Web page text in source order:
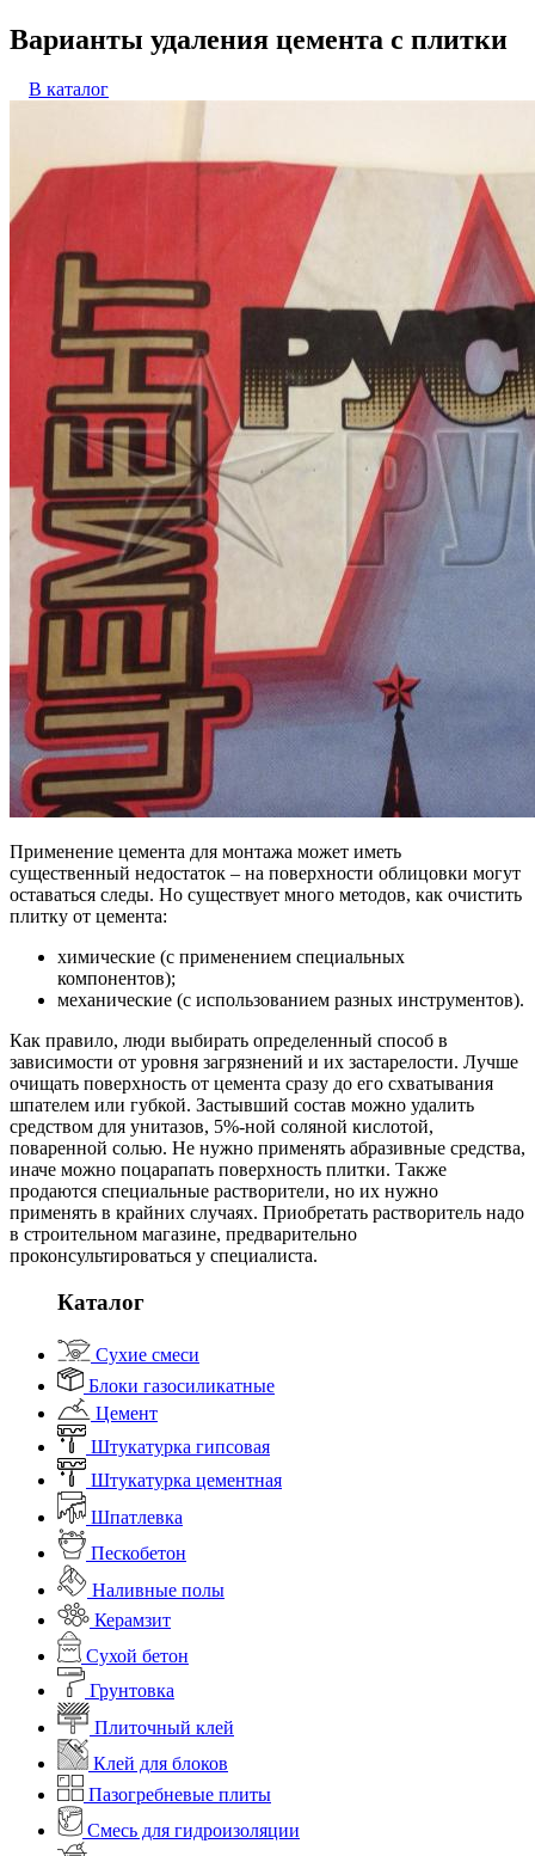
Варианты удаления цемента с плитки
В каталог
Применение цемента для монтажа может иметь
существенный недостаток – на поверхности облицовки могут
оставаться следы. Но существует много методов, как очистить
плитку от цемента:
химические (с применением специальных
компонентов);
механические (с использованием разных инструментов).
Как правило, люди выбирать определенный способ в
зависимости от уровня загрязнений и их застарелости. Лучше
очищать поверхность от цемента сразу до его схватывания
шпателем или губкой. Застывший состав можно удалить
средством для унитазов, 5%-ной соляной кислотой,
поваренной солью. Не нужно применять абразивные средства,
иначе можно поцарапать поверхность плитки. Также
продаются специальные растворители, но их нужно
применять в крайних случаях. Приобретать растворитель надо
в строительном магазине, предварительно
проконсультироваться у специалиста.
Каталог
Сухие смеси
Блоки газосиликатные
Цемент
Штукатурка гипсовая
Штукатурка цементная
Шпатлевка
Пескобетон
Наливные полы
Керамзит
Сухой бетон
Грунтовка
Плиточный клей
Клей для блоков
Пазогребневые плиты
Смесь для гидроизоляции